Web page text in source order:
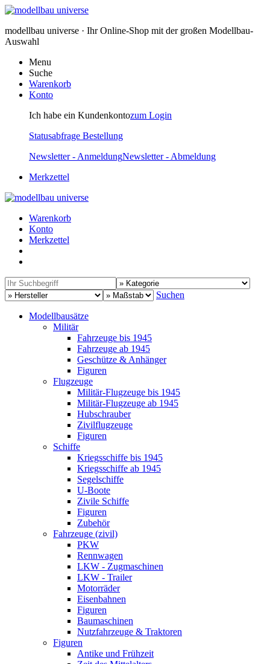
modellbau universe · Ihr Online-Shop mit der großen Modellbau-
Auswahl
Menu
Suche
Warenkorb
Konto
Ich habe ein Kundenkontozum Login
Statusabfrage Bestellung
Newsletter - AnmeldungNewsletter - Abmeldung
Merkzettel
Warenkorb
Konto
Merkzettel
Suchen
Modellbausätze
Militär
Fahrzeuge bis 1945
Fahrzeuge ab 1945
Geschütze & Anhänger
Figuren
Flugzeuge
Militär-Flugzeuge bis 1945
Militär-Flugzeuge ab 1945
Hubschrauber
Zivilflugzeuge
Figuren
Schiffe
Kriegsschiffe bis 1945
Kriegsschiffe ab 1945
Segelschiffe
U-Boote
Zivile Schiffe
Figuren
Zubehör
Fahrzeuge (zivil)
PKW
Rennwagen
LKW - Zugmaschinen
LKW - Trailer
Motorräder
Eisenbahnen
Figuren
Baumaschinen
Nutzfahrzeuge & Traktoren
Figuren
Antike und Frühzeit